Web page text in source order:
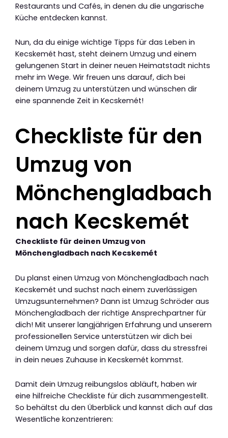
Restaurants und Cafés, in denen du die ungarische
Küche entdecken kannst.
Nun, da du einige wichtige Tipps für das Leben in
Kecskemét hast, steht deinem Umzug und einem
gelungenen Start in deiner neuen Heimatstadt nichts
mehr im Wege. Wir freuen uns darauf, dich bei
deinem Umzug zu unterstützen und wünschen dir
eine spannende Zeit in Kecskemét!
Checkliste für den
Umzug von
Mönchengladbach
nach Kecskemét
Checkliste für deinen Umzug von
Mönchengladbach nach Kecskemét
Du planst einen Umzug von Mönchengladbach nach
Kecskemét und suchst nach einem zuverlässigen
Umzugsunternehmen? Dann ist Umzug Schröder aus
Mönchengladbach der richtige Ansprechpartner für
dich! Mit unserer langjährigen Erfahrung und unserem
professionellen Service unterstützen wir dich bei
deinem Umzug und sorgen dafür, dass du stressfrei
in dein neues Zuhause in Kecskemét kommst.
Damit dein Umzug reibungslos abläuft, haben wir
eine hilfreiche Checkliste für dich zusammengestellt.
So behältst du den Überblick und kannst dich auf das
Wesentliche konzentrieren: